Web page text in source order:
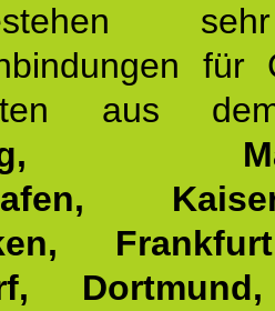
für
aus